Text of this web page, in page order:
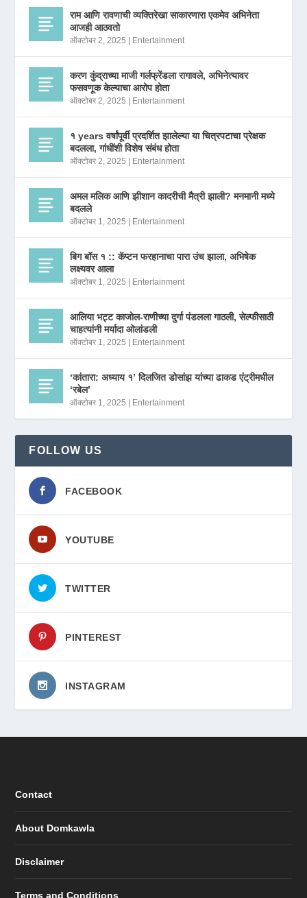
राम आणि रावणाची व्यक्तिरेखा साकारणारा एकमेव अभिनेता
आजही आठवतो
ऑक्टोबर 2, 2025 | Entertainment
करण कुंद्राच्या माजी गर्लफ्रेंडला रागावले, अभिनेत्यावर
फसवणूक केल्याचा आरोप होता
ऑक्टोबर 2, 2025 | Entertainment
१ years वर्षांपूर्वी प्रदर्शित झालेल्या या चित्रपटाचा प्रेक्षक
बदलला, गांधींशी विशेष संबंध होता
ऑक्टोबर 2, 2025 | Entertainment
अमल मलिक आणि झीशान कादरीची मैत्री झाली? मनमानी मध्ये
बदलले
ऑक्टोबर 1, 2025 | Entertainment
बिग बॉस १ :: कॅप्टन फरहानाचा पारा उंच झाला, अभिषेक
लक्ष्यवर आला
ऑक्टोबर 1, 2025 | Entertainment
आलिया भट्ट काजोल-राणीच्या दुर्गा पंडलला गाठली, सेल्फीसाठी
चाहत्यांनी मर्यादा ओलांडली
ऑक्टोबर 1, 2025 | Entertainment
‘कांतारा: अध्याय १’ दिलजित डोसांझ यांच्या ढाकड एंट्रीमधील
‘रबेल’
ऑक्टोबर 1, 2025 | Entertainment
FOLLOW US
FACEBOOK
YOUTUBE
TWITTER
PINTEREST
INSTAGRAM
Contact
About Domkawla
Disclaimer
Terms and Conditions